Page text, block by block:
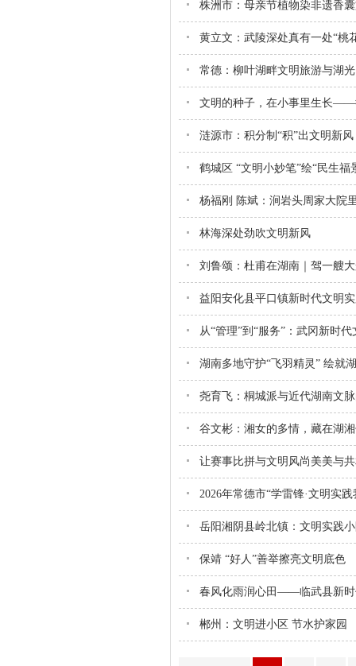
株洲市：母亲节植物染非遗香
黄立文：武陵深处真有一处“桃
常德：柳叶湖畔文明旅游与湖
文明的种子，在小事里生长——
涟源市：积分制“积”出文明新风
鹤城区 “文明小妙笔”绘“民生福
杨福刚 陈斌：涧岩头周家大院
林海深处劲吹文明新风
刘鲁颂：杜甫在湖南｜驾一艘
益阳安化县平口镇新时代文明
从“管理”到“服务”：武冈新时
湖南多地守护“飞羽精灵” 绘就
尧育飞：桐城派与近代湖南文
谷文彬：湘女的多情，藏在湖
让赛事比拼与文明风尚美美与
2026年常德市“学雷锋·文明实
岳阳湘阴县岭北镇：文明实践
保靖 “好人”善举擦亮文明底色
春风化雨润心田——临武县新时
郴州：文明进小区 节水护家园